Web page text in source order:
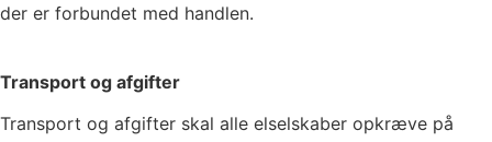
der er forbundet med handlen.
Transport og afgifter
Transport og afgifter skal alle elselskaber opkræve på